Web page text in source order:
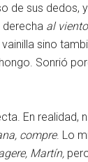
de sus dedos,
derecha al
sino
Sonrió
En realidad,
compre. Lo
Martín,